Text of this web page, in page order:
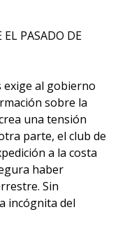
EL PASADO DE
exige al gobierno
sobre la
una tensión
parte, el club de
a la costa
haber
Sin
incógnita del